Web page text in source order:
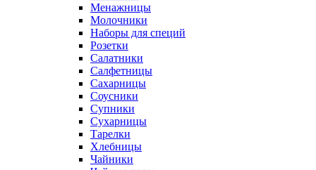
Менажницы
Молочники
Наборы для специй
Розетки
Салатники
Салфетницы
Сахарницы
Соусники
Супники
Сухарницы
Тарелки
Хлебницы
Чайники